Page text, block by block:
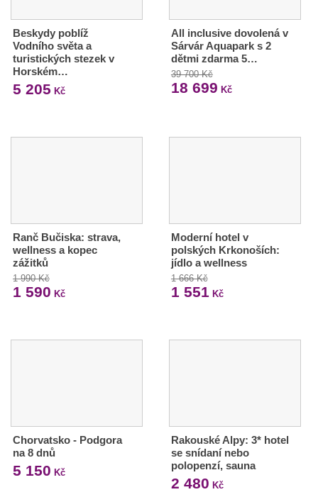
Beskydy poblíž
Vodního světa a
turistických stezek v
Horském…
5 205 Kč
All inclusive dovolená v
Sárvár Aquapark s 2
dětmi zdarma 5…
39 700 Kč
18 699 Kč
Ranč Bučiska: strava,
wellness a kopec
zážitků
1 990 Kč
1 590 Kč
Moderní hotel v
polských Krkonoších:
jídlo a wellness
1 666 Kč
1 551 Kč
Chorvatsko - Podgora
na 8 dnů
5 150 Kč
Rakouské Alpy: 3* hotel
se snídaní nebo
polopenzí, sauna
2 480 Kč